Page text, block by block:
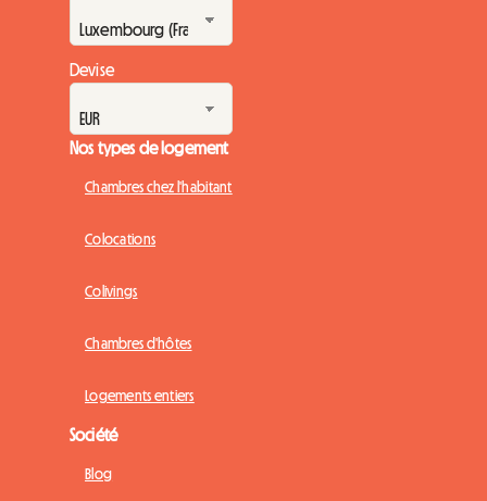
Devise
Nos types de logement
Chambres chez l'habitant
Colocations
Colivings
Chambres d'hôtes
Logements entiers
Société
Blog